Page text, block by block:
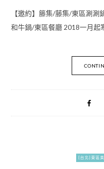
【邀約】籐集/藤集/東區涮
和牛鍋/東區餐廳 2018一月起
[台北]東區